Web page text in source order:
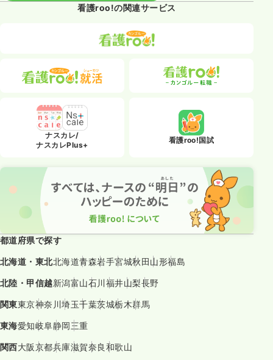
看護roo!の関連サービス
ナスカレ/
ナスカレPlus+
看護roo!国試
都道府県で探す
北海道・東北北海道青森岩手宮城秋田山形福島
北陸・甲信越新潟富山石川福井山梨長野
関東東京神奈川埼玉千葉茨城栃木群馬
東海愛知岐阜静岡三重
関西大阪京都兵庫滋賀奈良和歌山